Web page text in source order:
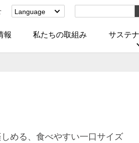
Language
(Corporate)
報 私たちの取組み サステ
める、食べやすい一口サイズ